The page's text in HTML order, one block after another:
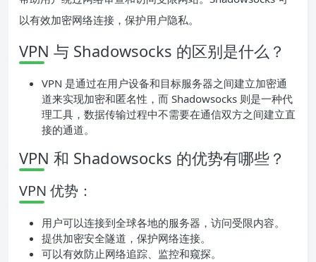
以有效加密网络连接，保护用户隐私。
VPN 与 Shadowsocks 的区别是什么？
VPN 是通过在用户设备和目标服务器之间建立加密通
道来实现加密和匿名性，而 Shadowsocks 则是一种代
理工具，数据传输过程中不需要在通信双方之间建立直
接的通道。
VPN 和 Shadowsocks 的优势有哪些？
VPN 优势：
用户可以连接到全球各地的服务器，访问受限内容。
提供加密安全隧道，保护网络连接。
可以有效防止网络追踪、监控和窥探。